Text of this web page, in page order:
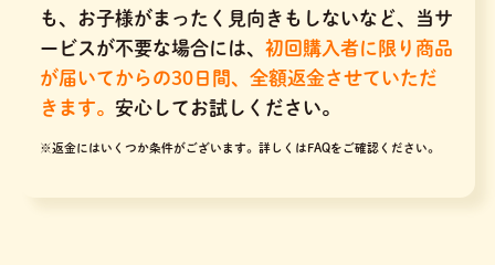
も、お子様がまったく見向きもしないなど、当サ
ービスが不要な場合には、 初回購入者に限り商品
が届いてからの30日間、全額返金させていただ
きます。 安心してお試しください。
※返金にはいくつか条件がございます。 詳しくはFAQをご確認ください。